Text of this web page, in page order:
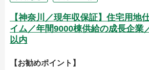
【神奈川／現年収保証】住宅用地
イム／年間9000棟供給の成長企業
以内
【お勧めポイント】